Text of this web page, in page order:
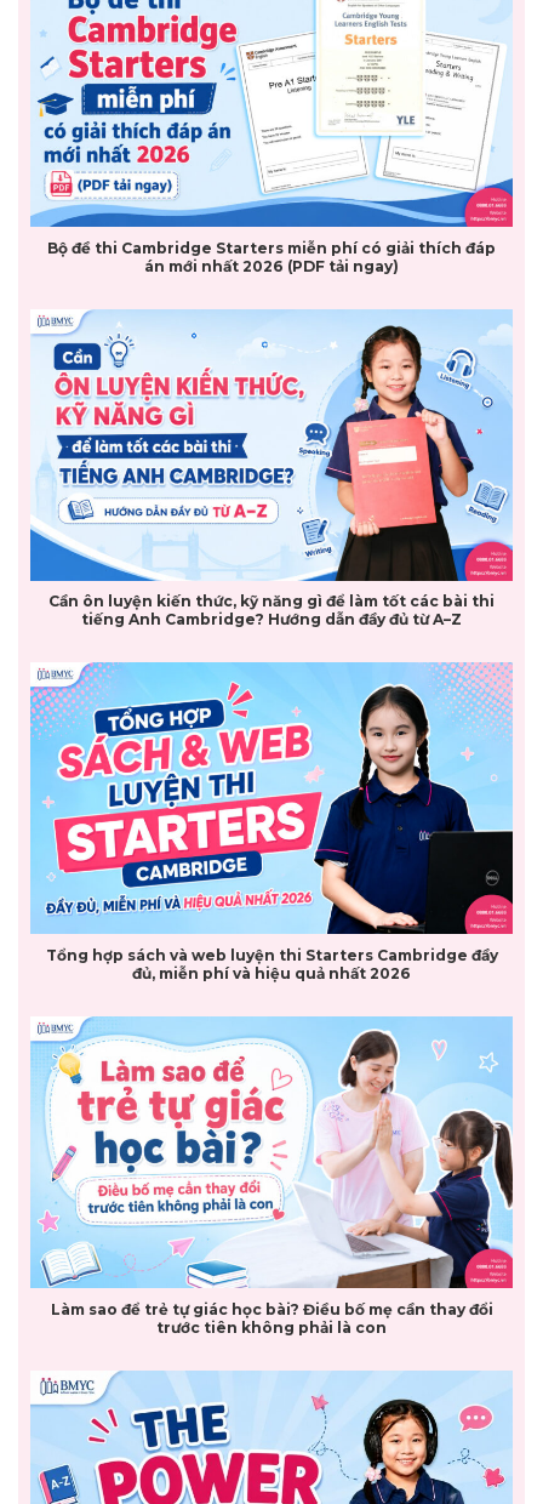
Bộ đề thi Cambridge Starters miễn phí có giải thích đáp
án mới nhất 2026 (PDF tải ngay)
Cần ôn luyện kiến thức, kỹ năng gì để làm tốt các bài thi
tiếng Anh Cambridge? Hướng dẫn đầy đủ từ A–Z
Tổng hợp sách và web luyện thi Starters Cambridge đầy
đủ, miễn phí và hiệu quả nhất 2026
Làm sao để trẻ tự giác học bài? Điều bố mẹ cần thay đổi
trước tiên không phải là con